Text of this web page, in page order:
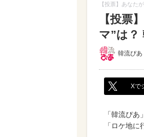
【投票】あなた
【投票
マ”は？
韓流ぴあ
Xで
「韓流ぴ
「ロケ地